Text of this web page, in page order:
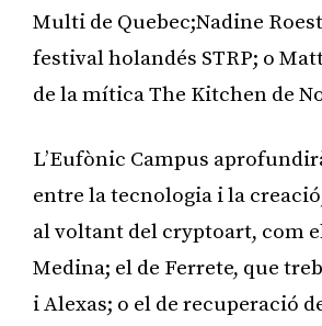
Multi de Quebec;Nadine
festival holandés STRP; o
de la mítica The Kitchen de
L’Eufònic Campus
entre la tecnologia i la
al voltant del cryptoart, com
Medina; el de Ferrete, que
i Alexas; o el de recuperació